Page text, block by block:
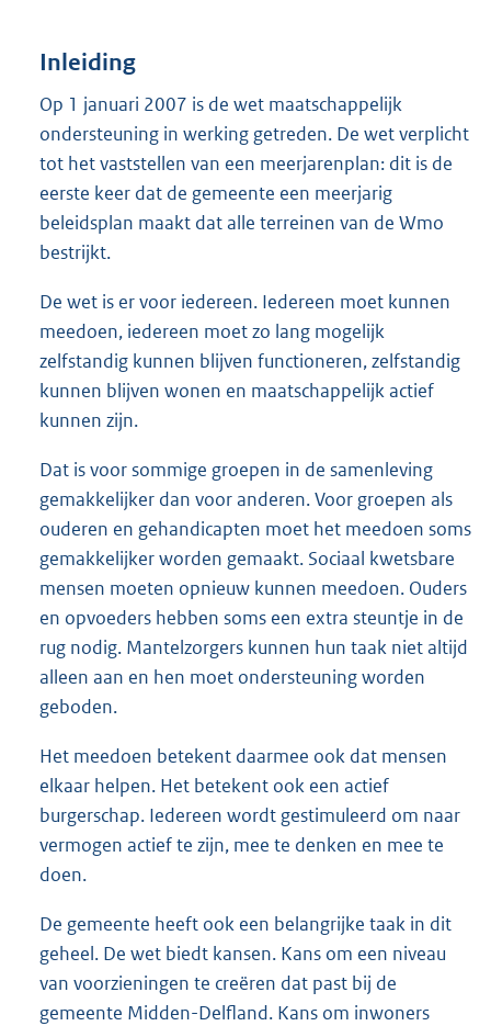
Inleiding
Op 1 januari 2007 is de wet maatschappelijk
ondersteuning in werking getreden. De wet verplicht
tot het vaststellen van een meerjarenplan: dit is de
eerste keer dat de gemeente een meerjarig
beleidsplan maakt dat alle terreinen van de Wmo
bestrijkt.
De wet is er voor iedereen. Iedereen moet kunnen
meedoen, iedereen moet zo lang mogelijk
zelfstandig kunnen blijven functioneren, zelfstandig
kunnen blijven wonen en maatschappelijk actief
kunnen zijn.
Dat is voor sommige groepen in de samenleving
gemakkelijker dan voor anderen. Voor groepen als
ouderen en gehandicapten moet het meedoen soms
gemakkelijker worden gemaakt. Sociaal kwetsbare
mensen moeten opnieuw kunnen meedoen. Ouders
en opvoeders hebben soms een extra steuntje in de
rug nodig. Mantelzorgers kunnen hun taak niet altijd
alleen aan en hen moet ondersteuning worden
geboden.
Het meedoen betekent daarmee ook dat mensen
elkaar helpen. Het betekent ook een actief
burgerschap. Iedereen wordt gestimuleerd om naar
vermogen actief te zijn, mee te denken en mee te
doen.
De gemeente heeft ook een belangrijke taak in dit
geheel. De wet biedt kansen. Kans om een niveau
van voorzieningen te creëren dat past bij de
gemeente Midden-Delfland. Kans om inwoners